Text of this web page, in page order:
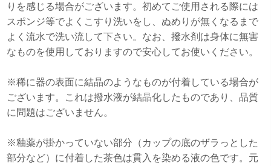
りを感じる場合がございます。初めてご使用される際には
スポンジ等でよくこすり洗いをし、ぬめりが無くなるまで
よく流水で洗い流して下さい。なお、撥水剤は身体に無害
なものを使用しておりますので安心してお使いください。
※稀に器の表面に結晶のようなものが付着している場合が
ございます。これは撥水液が結晶化したものであり、品質
に問題はございません。
※釉薬が掛かっていない部分（カップの底のザラっとした
部分など）に付着した茶色は貫入を染める液の色です。元